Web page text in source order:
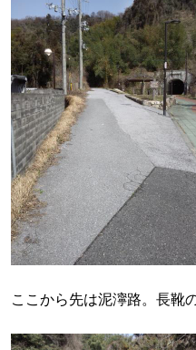
ここから先は泥濘路。長靴